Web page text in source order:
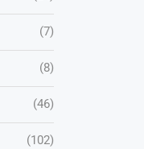
(7)
(8)
(46)
(102)